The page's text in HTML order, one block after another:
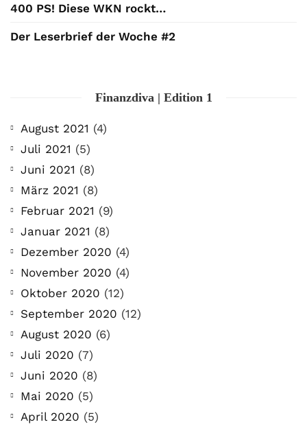
400 PS! Diese WKN rockt…
Der Leserbrief der Woche #2
Finanzdiva | Edition 1
August 2021 (4)
Juli 2021 (5)
Juni 2021 (8)
März 2021 (8)
Februar 2021 (9)
Januar 2021 (8)
Dezember 2020 (4)
November 2020 (4)
Oktober 2020 (12)
September 2020 (12)
August 2020 (6)
Juli 2020 (7)
Juni 2020 (8)
Mai 2020 (5)
April 2020 (5)
COMMUNITY
Der Leserbrief der
Woche #2
21. Juli. 2021